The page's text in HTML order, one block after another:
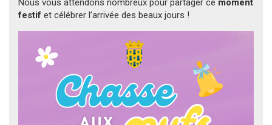
Nous vous attendons nombreux pour partager ce moment
festif et célébrer l’arrivée des beaux jours !